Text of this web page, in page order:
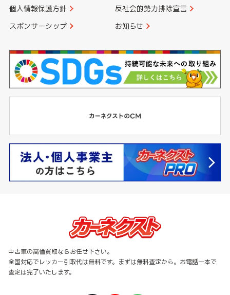
個人情報保護方針 反社会的勢力排除宣言
スポンサーシップ お知らせ
中古車の高価買取ならお任せ下さい。
全国対応でレッカー引取代は無料です。まずは無料査定から。お電話一本で
査定は完了いたします。